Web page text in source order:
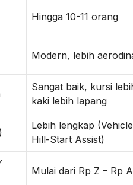
Hingga 10-11 orang
Modern, lebih
Sangat baik, kursi
kaki lebih lapang
Lebih lengkap
Hill-Start Assist)
Mulai dari Rp Z – Rp